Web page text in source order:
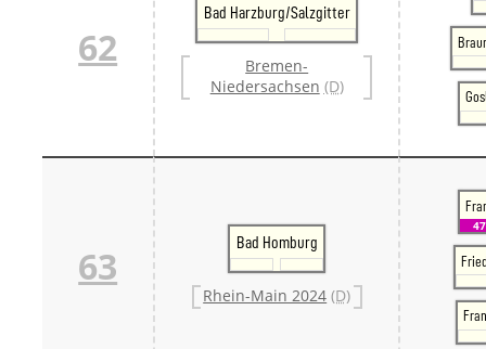
62
Bad Harzburg/Salzgitter
Bremen-
Niedersachsen (D)
63
Bad Homburg
Rhein-Main 2024 (D)